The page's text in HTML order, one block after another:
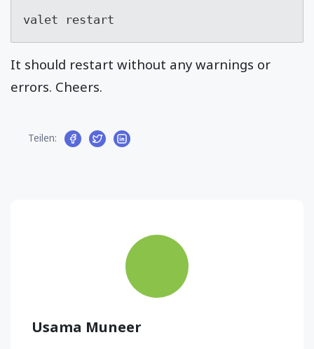
valet restart
It should restart without any warnings or
errors. Cheers.
Teilen:
Usama Muneer